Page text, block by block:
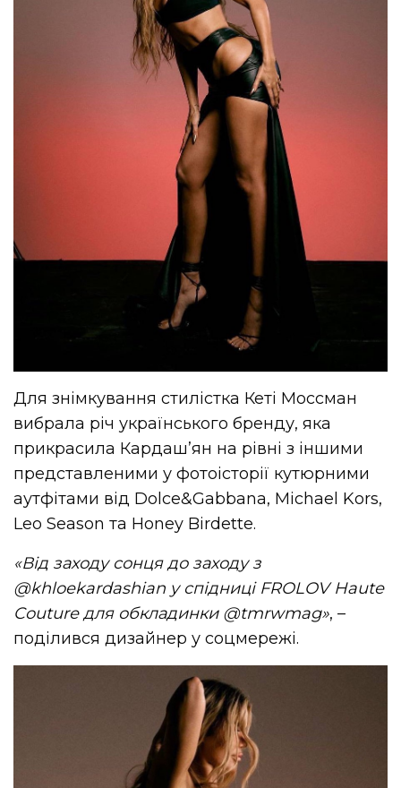
Для знімкування стилістка Кеті Моссман
вибрала річ українського бренду, яка
прикрасила Кардаш’ян на рівні з іншими
представленими у фотоісторії кутюрними
аутфітами від Dolce&Gabbana, Michael Kors,
Leo Season та Honey Birdette.
«Від заходу сонця до заходу з
@khloekardashian у спідниці FROLOV Haute
Couture для обкладинки @tmrwmag», –
поділився дизайнер у соцмережі.